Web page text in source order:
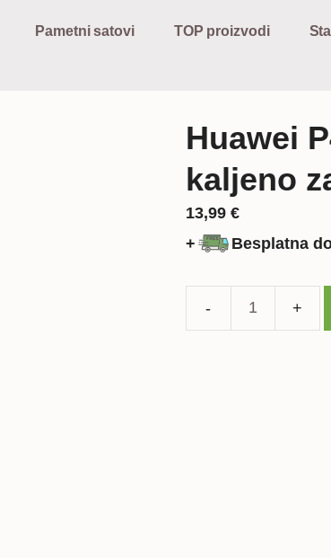
Pametni satovi TOP proizvodi
Huawei
kaljeno
13,99 €
+
Besplatna